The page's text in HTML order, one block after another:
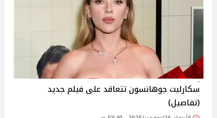
سكارليت جوهانسون تتعاقد على فيلم جديد
(تفاصيل)